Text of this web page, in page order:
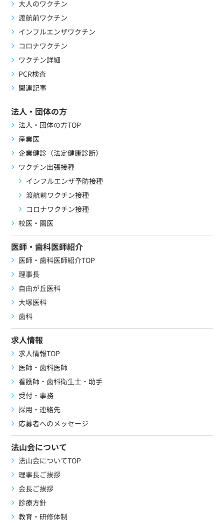
大人のワクチン
渡航前ワクチン
インフルエンザワクチン
コロナワクチン
ワクチン詳細
PCR検査
関連記事
法人・団体の方
法人・団体の方TOP
産業医
企業健診（法定健康診断）
ワクチン出張接種
インフルエンザ予防接種
渡航前ワクチン接種
コロナワクチン接種
校医・園医
医師・歯科医師紹介
医師・歯科医師紹介TOP
理事長
自由が丘医科
大塚医科
歯科
求人情報
求人情報TOP
医師・歯科医師
看護師・歯科衛生士・助手
受付・事務
採用・連絡先
応募者へのメッセージ
法山会について
法山会についてTOP
理事長ご挨拶
会長ご挨拶
診療方針
教育・研修体制